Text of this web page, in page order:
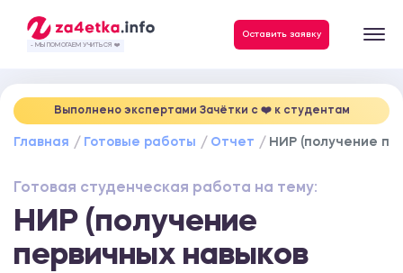
- МЫ ПОМОГАЕМ УЧИТЬСЯ ❤️
Оставить заявку
Выполнено экспертами Зачётки c ❤️ к студентам
Главная Готовые работы Отчет НИР (получение
Готовая студенческая работа на тему:
НИР (получение
первичных навыков